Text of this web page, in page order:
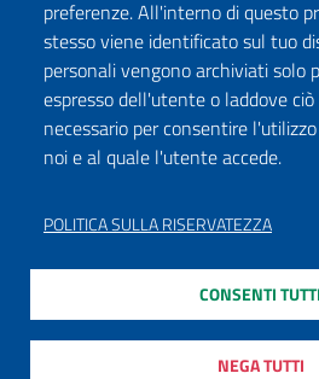
preferenze. All'interno di questo
stesso viene identificato sul tuo
personali vengono archiviati solo
espresso dell'utente o laddove
necessario per consentire
noi e al quale l'utente accede.
POLITICA SULLA RISERVATEZZA
NEGA TUTTI
CONSENTI TUTTI